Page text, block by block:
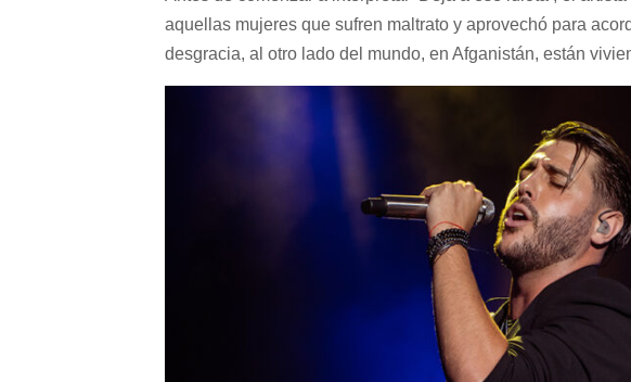
aquellas mujeres que sufren maltrato y aprovechó para
desgracia, al otro lado del mundo, en Afganistán, están